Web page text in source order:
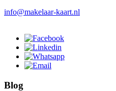
info@makelaar-kaart.nl
Blog